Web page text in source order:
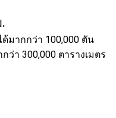
มากกว่า 100,000 ตัน
า 300,000 ตารางเมตร